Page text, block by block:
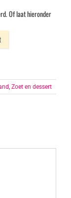
Of laat hieronder
, Zoet en dessert